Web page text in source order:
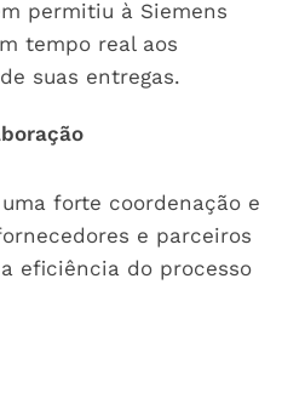
permitiu à Siemens
tempo real aos
suas entregas.
forte coordenação e
e parceiros
eficiência do processo